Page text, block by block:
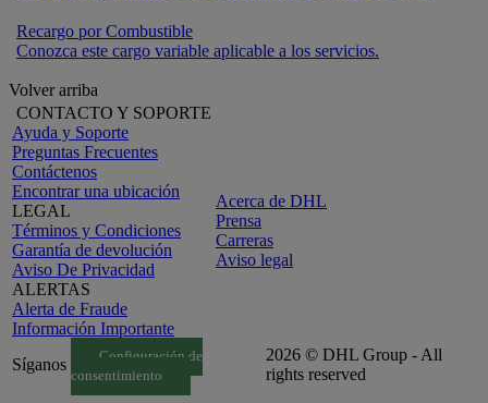
Recargo por Combustible
Conozca este cargo variable aplicable a los servicios.
Volver arriba
CONTACTO Y SOPORTE
Ayuda y Soporte
Preguntas Frecuentes
Contáctenos
Encontrar una ubicación
LEGAL
Términos y Condiciones
Garantía de devolución
Aviso De Privacidad
ALERTAS
Alerta de Fraude
Información Importante
Acerca de DHL
Prensa
Carreras
Aviso legal
Síganos
Configuración de
consentimiento
2026 © DHL Group - All
rights reserved